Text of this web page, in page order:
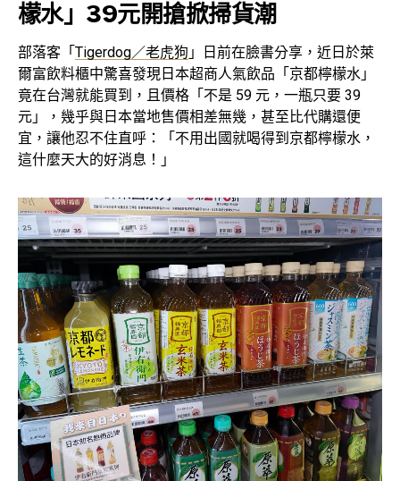
檬水」39元開搶掀掃貨潮
部落客「 Tigerdog／老虎狗 」日前在臉書分享，近日於萊
爾富飲料櫃中驚喜發現日本超商人氣飲品「京都檸檬水」
竟在台灣就能買到，且價格「不是 59 元，一瓶只要 39
元」，幾乎與日本當地售價相差無幾，甚至比代購還便
宜，讓他忍不住直呼：「不用出國就喝得到京都檸檬水，
這什麼天大的好消息！」